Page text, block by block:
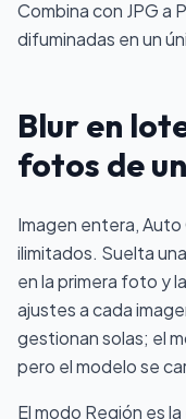
Combina con JPG a
difuminadas en un
Blur en
fotos de
Imagen entera,
ilimitados. Suelta
en la primera foto y
ajustes a cada
gestionan solas; el
pero el modelo se
El modo Región es